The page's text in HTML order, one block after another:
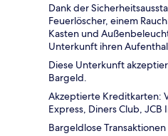
Dank der
Feuerlöscher, einem
Kasten und
Unterkunft ihren
Diese Unterkunft
Bargeld.
Akzeptierte Kreditkarten:
Express, Diners Club, JCB
Bargeldlose